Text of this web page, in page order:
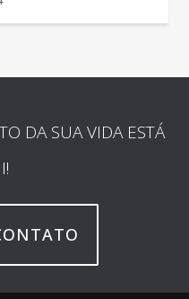
DA SUA VIDA ESTÁ